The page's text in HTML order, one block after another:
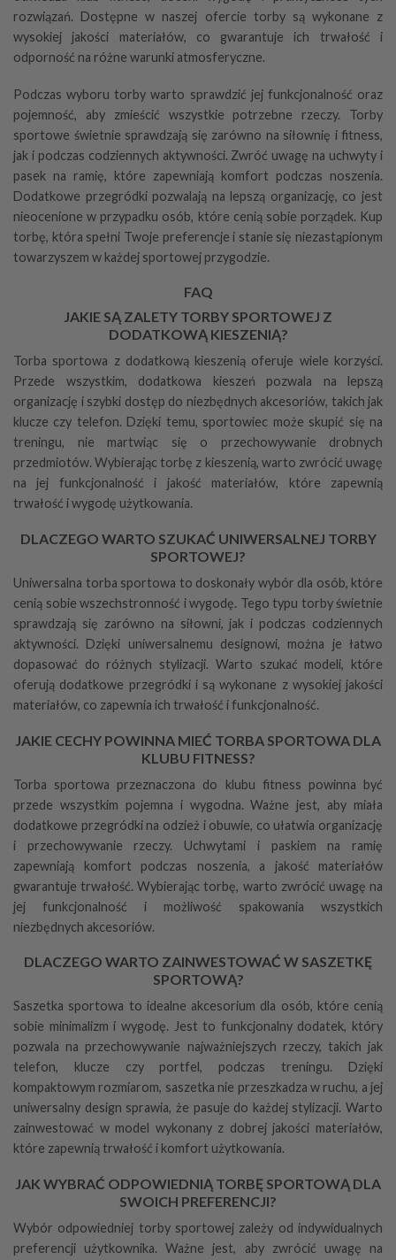
rozwiązań. Dostępne w naszej ofercie torby są wykonane z
wysokiej jakości materiałów, co gwarantuje ich trwałość i
odporność na różne warunki atmosferyczne.
Podczas wyboru torby warto sprawdzić jej funkcjonalność oraz
pojemność, aby zmieścić wszystkie potrzebne rzeczy. Torby
sportowe świetnie sprawdzają się zarówno na siłownię i fitness,
jak i podczas codziennych aktywności. Zwróć uwagę na uchwyty i
pasek na ramię, które zapewniają komfort podczas noszenia.
Dodatkowe przegródki pozwalają na lepszą organizację, co jest
nieocenione w przypadku osób, które cenią sobie porządek. Kup
torbę, która spełni Twoje preferencje i stanie się niezastąpionym
towarzyszem w każdej sportowej przygodzie.
FAQ
JAKIE SĄ ZALETY TORBY SPORTOWEJ Z
DODATKOWĄ KIESZENIĄ?
Torba sportowa z dodatkową kieszenią oferuje wiele korzyści.
Przede wszystkim, dodatkowa kieszeń pozwala na lepszą
organizację i szybki dostęp do niezbędnych akcesoriów, takich jak
klucze czy telefon. Dzięki temu, sportowiec może skupić się na
treningu, nie martwiąc się o przechowywanie drobnych
przedmiotów. Wybierając torbę z kieszenią, warto zwrócić uwagę
na jej funkcjonalność i jakość materiałów, które zapewnią
trwałość i wygodę użytkowania.
DLACZEGO WARTO SZUKAĆ UNIWERSALNEJ TORBY
SPORTOWEJ?
Uniwersalna torba sportowa to doskonały wybór dla osób, które
cenią sobie wszechstronność i wygodę. Tego typu torby świetnie
sprawdzają się zarówno na siłowni, jak i podczas codziennych
aktywności. Dzięki uniwersalnemu designowi, można je łatwo
dopasować do różnych stylizacji. Warto szukać modeli, które
oferują dodatkowe przegródki i są wykonane z wysokiej jakości
materiałów, co zapewnia ich trwałość i funkcjonalność.
JAKIE CECHY POWINNA MIEĆ TORBA SPORTOWA DLA
KLUBU FITNESS?
Torba sportowa przeznaczona do klubu fitness powinna być
przede wszystkim pojemna i wygodna. Ważne jest, aby miała
dodatkowe przegródki na odzież i obuwie, co ułatwia organizację
i przechowywanie rzeczy. Uchwytami i paskiem na ramię
zapewniają komfort podczas noszenia, a jakość materiałów
gwarantuje trwałość. Wybierając torbę, warto zwrócić uwagę na
jej funkcjonalność i możliwość spakowania wszystkich
niezbędnych akcesoriów.
DLACZEGO WARTO ZAINWESTOWAĆ W SASZETKĘ
SPORTOWĄ?
Saszetka sportowa to idealne akcesorium dla osób, które cenią
sobie minimalizm i wygodę. Jest to funkcjonalny dodatek, który
pozwala na przechowywanie najważniejszych rzeczy, takich jak
telefon, klucze czy portfel, podczas treningu. Dzięki
kompaktowym rozmiarom, saszetka nie przeszkadza w ruchu, a jej
uniwersalny design sprawia, że pasuje do każdej stylizacji. Warto
zainwestować w model wykonany z dobrej jakości materiałów,
które zapewnią trwałość i komfort użytkowania.
JAK WYBRAĆ ODPOWIEDNIĄ TORBĘ SPORTOWĄ DLA
SWOICH PREFERENCJI?
Wybór odpowiedniej torby sportowej zależy od indywidualnych
preferencji użytkownika. Ważne jest, aby zwrócić uwagę na